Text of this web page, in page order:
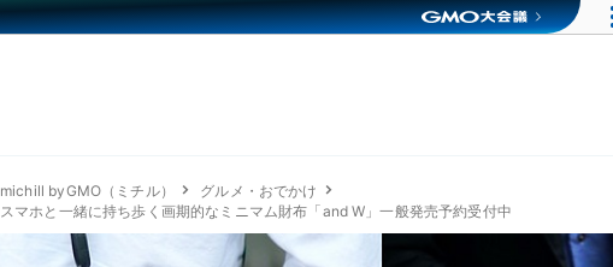
michill byGMO（ミチル）
グルメ・おでかけ
スマホと一緒に持ち歩く画期的なミニマム財布「and W」一般発売予約受付中